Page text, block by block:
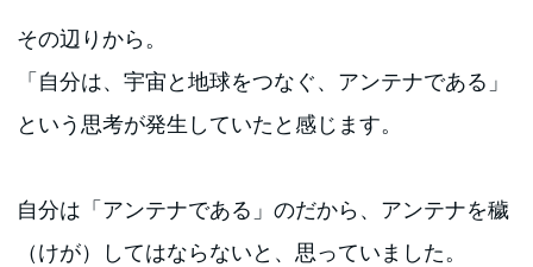
その辺りから。
「自分は、宇宙と地球をつなぐ、アンテナである」
という思考が発生していたと感じます。
自分は「アンテナである」のだから、アンテナを穢
（けが）してはならないと、思っていました。